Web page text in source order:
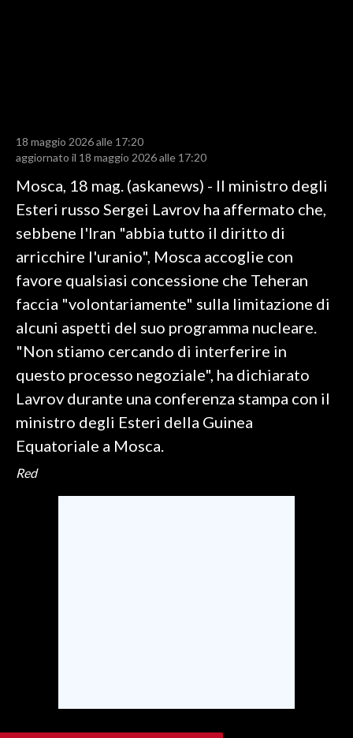
RISULTATI E CLASSIFICHE
CALCIO REGIONALE
BASKET
VOLLEY
MOTORI
TENNIS
ALTRI SPORT
CULTURA
SPETTACOLI
GOSSIP
18 maggio 2026 alle 17:20
aggiornato il 18 maggio 2026 alle 17:20
Mosca, 18 mag. (askanews) - Il ministro degli
Esteri russo Sergei Lavrov ha affermato che,
sebbene l'Iran "abbia tutto il diritto di
arricchire l'uranio", Mosca accoglie con
favore qualsiasi concessione che Teheran
faccia "volontariamente" sulla limitazione di
alcuni aspetti del suo programma nucleare.
"Non stiamo cercando di interferire in
questo processo negoziale", ha dichiarato
Lavrov durante una conferenza stampa con il
ministro degli Esteri della Guinea
Equatoriale a Mosca.
Red